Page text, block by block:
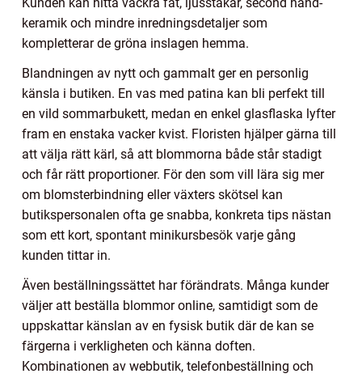
Kunden kan hitta vackra fat, ljusstakar, second hand-
keramik och mindre inredningsdetaljer som
kompletterar de gröna inslagen hemma.
Blandningen av nytt och gammalt ger en personlig
känsla i butiken. En vas med patina kan bli perfekt till
en vild sommarbukett, medan en enkel glasflaska lyfter
fram en enstaka vacker kvist. Floristen hjälper gärna till
att välja rätt kärl, så att blommorna både står stadigt
och får rätt proportioner. För den som vill lära sig mer
om blomsterbindning eller växters skötsel kan
butikspersonalen ofta ge snabba, konkreta tips nästan
som ett kort, spontant minikursbesök varje gång
kunden tittar in.
Även beställningssättet har förändrats. Många kunder
väljer att beställa blommor online, samtidigt som de
uppskattar känslan av en fysisk butik där de kan se
färgerna i verkligheten och känna doften.
Kombinationen av webbutik, telefonbeställning och